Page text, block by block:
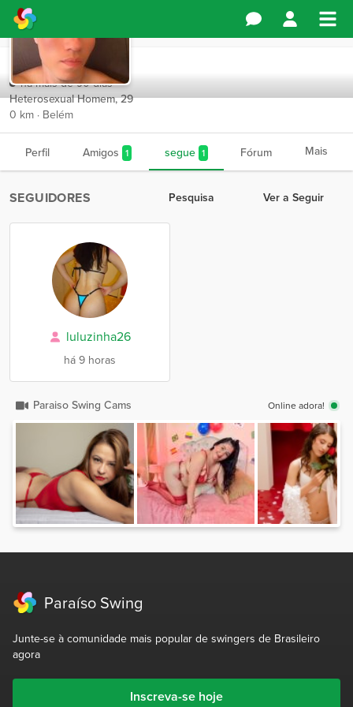
Chamabora
há mais de 90 dias
Heterosexual Homem, 29
0 km · Belém
Perfil Amigos 1 segue 1 Fórum Mais
SEGUIDORES Pesquisa Ver a Seguir
luluzinha26
há 9 horas
Paraiso Swing Cams Online adora!
Paraíso Swing
Junte-se à comunidade mais popular de swingers de Brasileiro
agora
Inscreva-se hoje